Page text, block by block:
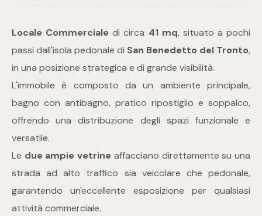
Locale Commerciale di circa 41 mq, situato a pochi
passi dall'isola pedonale di San Benedetto del Tronto,
in una posizione strategica e di grande visibilità.
L'immobile è composto da un ambiente principale,
bagno con antibagno, pratico ripostiglio e soppalco,
offrendo una distribuzione degli spazi funzionale e
versatile.
Le due ampie vetrine affacciano direttamente su una
strada ad alto traffico sia veicolare che pedonale,
garantendo un'eccellente esposizione per qualsiasi
attività commerciale.
Industriali
Terreni
Prezzo